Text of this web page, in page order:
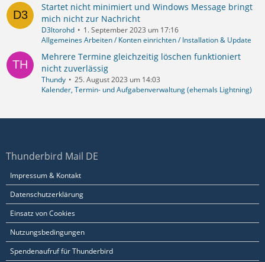
Startet nicht minimiert und Windows Message bringt
mich nicht zur Nachricht
D3ltorohd
1. September 2023 um 17:16
Allgemeines Arbeiten / Konten einrichten / Installation & Update
Mehrere Termine gleichzeitig löschen funktioniert
nicht zuverlässig
Thundy
25. August 2023 um 14:03
Kalender, Termin- und Aufgabenverwaltung (ehemals Lightning)
Thunderbird Mail DE
Impressum & Kontakt
Datenschutzerklärung
Einsatz von Cookies
Nutzungsbedingungen
Spendenaufruf für Thunderbird